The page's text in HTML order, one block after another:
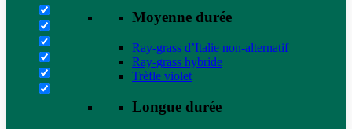
Moyenne durée
Ray-grass d’Italie non-alternatif
Ray-grass hybride
Trèfle violet
Longue durée